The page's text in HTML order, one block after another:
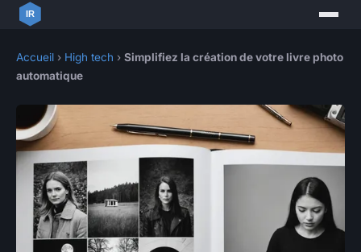
Accueil › High tech › Simplifiez la création de votre livre photo
automatique